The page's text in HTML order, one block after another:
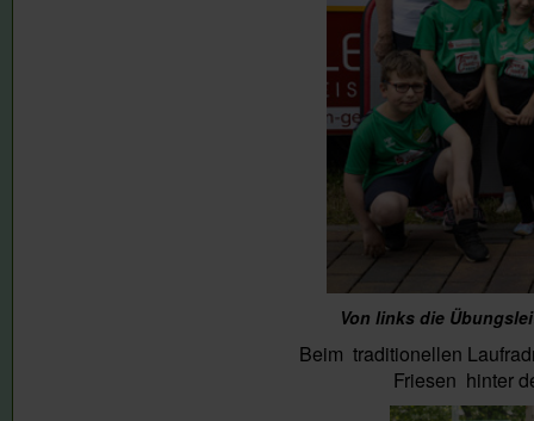
Von links die
Beim traditionellen
Friesen hinter